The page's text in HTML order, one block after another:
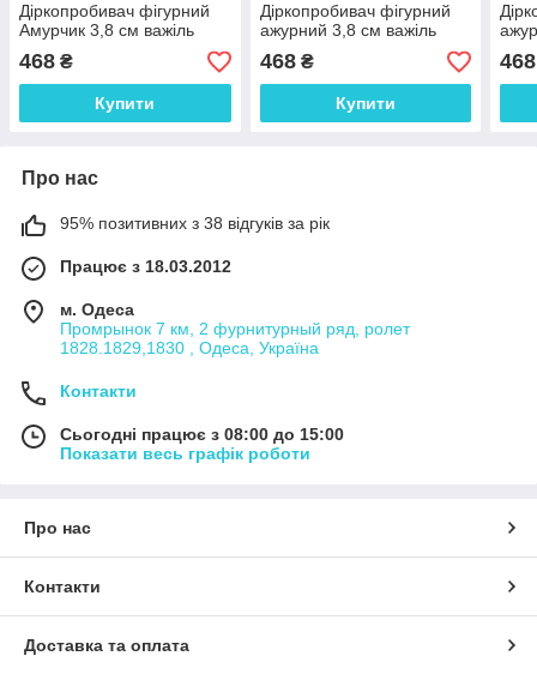
Діркопробивач фігурний
Амурчик 3,8 см важіль
468 ₴
Купити
Діркопробивач фігурний
ажурний 3,8 см важіль
468₴
Купити
468
Про нас
95% позитивних з 38 відгуків за рік
Працює з 18.03.2012
м. Одеса
Промрынок 7 км, 2 фурнитурный ряд, ролет
1828.1829,1830 , Одеса, Україна
Контакти
Сьогодні працює з 08:00 до 15:00
Показати весь графік роботи
Про нас
Контакти
Доставка та оплата